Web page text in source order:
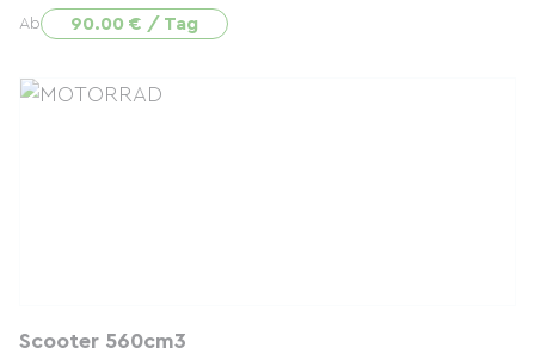
Ab 90.00 € / Tag
Scooter 560cm3